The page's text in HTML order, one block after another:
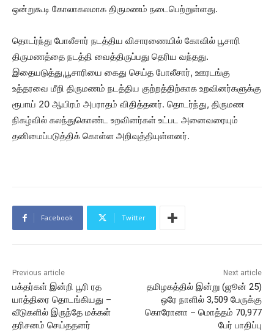
ஒன்றுகூடி கோலாகலமாக திருமணம் நடைபெற்றுள்ளது.
தொடர்ந்து போலீசார் நடத்திய விசாரணையில் கோவில் பூசாரி
திருமணத்தை நடத்தி வைத்திருப்பது தெரிய வந்தது.
இதையடுத்து,பூசாரியை கைது செய்த போலீசார், ஊரடங்கு
உத்தரவை மீறி திருமணம் நடத்திய குற்றத்திற்காக உறவினர்களுக்கு
ரூபாய் 20 ஆயிரம் அபராதம் விதித்தனர். தொடர்ந்து, திருமண
நிகழ்வில் கலந்துகொண்ட உறவினர்கள் உட்பட அனைவரையும்
தனிமைப்படுத்திக் கொள்ள அறிவுத்தியுள்ளனர்.
Facebook Twitter
Previous article
பக்தர்கள் இன்றி பூரி ரத
யாத்திரை தொடங்கியது –
வீடுகளில் இருந்தே மக்கள்
தரிசனம் செய்ததனர்
Next article
தமிழகத்தில் இன்று (ஜூன் 25)
ஒரே நாளில் 3,509 பேருக்கு
கொரோனா – மொத்தம் 70,977
பேர் பாதிப்பு